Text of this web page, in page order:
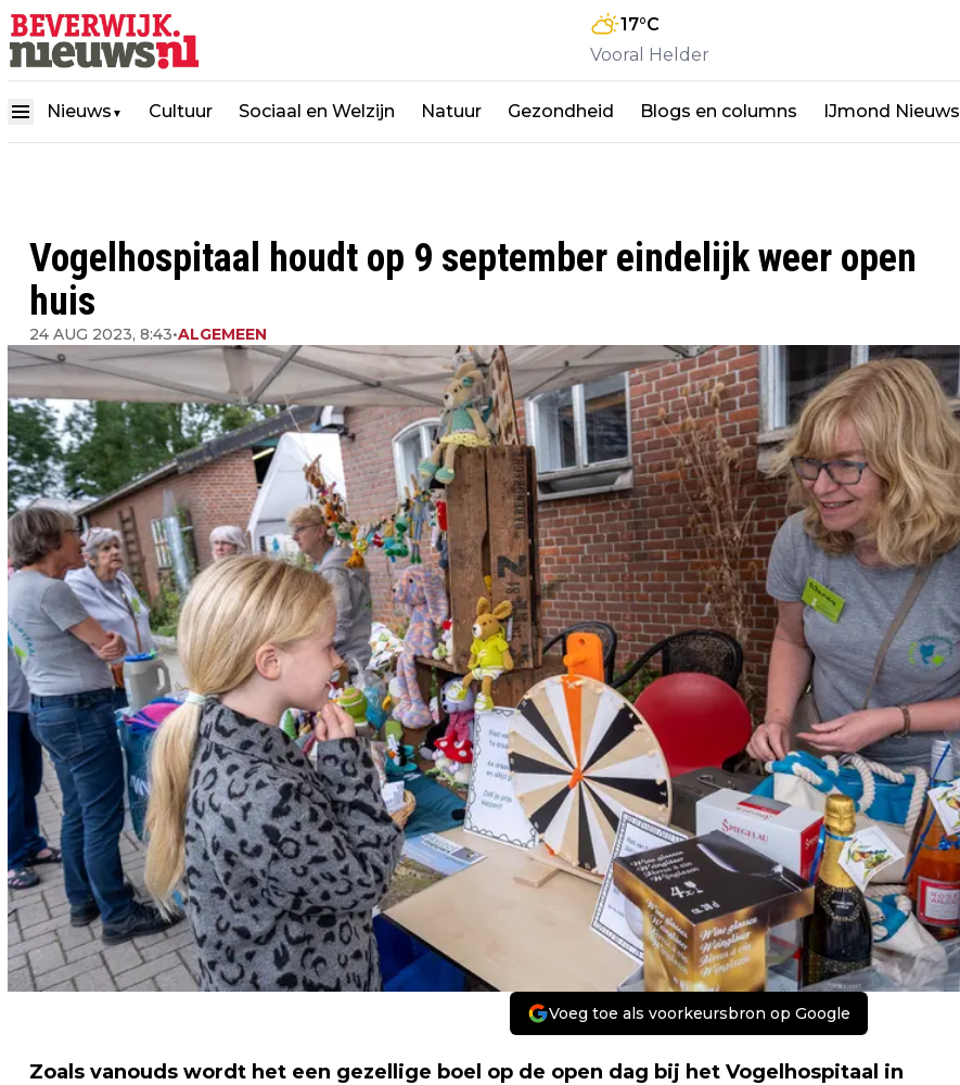
17°C
Vooral Helder
Nieuws ▼ Cultuur Sociaal en Welzijn Natuur Gezondheid Blogs en columns IJmond Nieuws
Vogelhospitaal houdt op 9 september eindelijk weer open
huis
24 AUG 2023, 8:43•ALGEMEEN
Voeg toe als voorkeursbron op Google
Zoals vanouds wordt het een gezellige boel op de open dag bij het Vogelhospitaal in